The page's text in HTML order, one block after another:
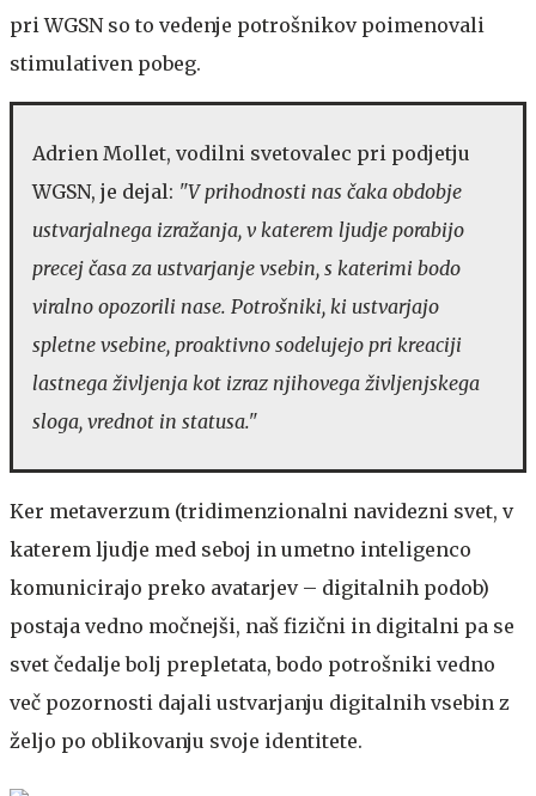
pri WGSN so to vedenje potrošnikov poimenovali
stimulativen pobeg.
Adrien Mollet, vodilni svetovalec pri podjetju
WGSN, je dejal: "V prihodnosti nas čaka obdobje
ustvarjalnega izražanja, v katerem ljudje porabijo
precej časa za ustvarjanje vsebin, s katerimi bodo
viralno opozorili nase. Potrošniki, ki ustvarjajo
spletne vsebine, proaktivno sodelujejo pri kreaciji
lastnega življenja kot izraz njihovega življenjskega
sloga, vrednot in statusa."
Ker metaverzum (tridimenzionalni navidezni svet, v
katerem ljudje med seboj in umetno inteligenco
komunicirajo preko avatarjev – digitalnih podob)
postaja vedno močnejši, naš fizični in digitalni pa se
svet čedalje bolj prepletata, bodo potrošniki vedno
več pozornosti dajali ustvarjanju digitalnih vsebin z
željo po oblikovanju svoje identitete.